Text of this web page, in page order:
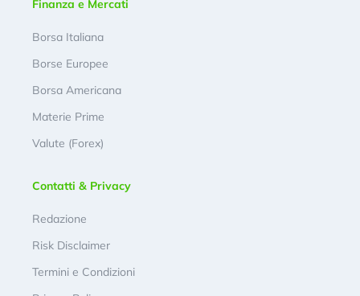
Finanza e Mercati
Borsa Italiana
Borse Europee
Borsa Americana
Materie Prime
Valute (Forex)
Contatti & Privacy
Redazione
Risk Disclaimer
Termini e Condizioni